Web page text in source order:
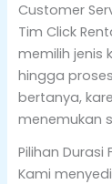
Customer
Tim Click
memilih jenis
hingga
bertanya,
menemukan
Pilihan Durasi
Kami